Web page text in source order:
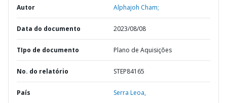
Autor Alphajoh Cham;
Data do documento 2023/08/08
TIpo de documento Plano de Aquisições
No. do relatório STEP84165
País Serra Leoa,